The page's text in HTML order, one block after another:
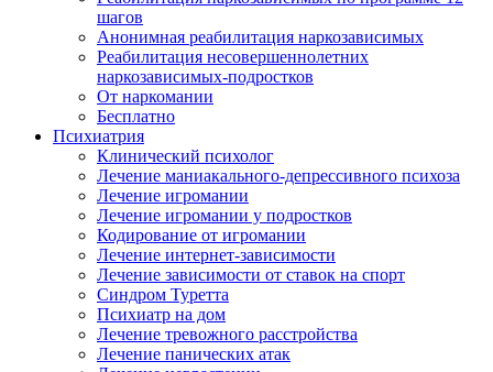
шагов
Анонимная реабилитация наркозависимых
Реабилитация несовершеннолетних
наркозависимых-подростков
От наркомании
Бесплатно
Психиатрия
Клинический психолог
Лечение маниакального-депрессивного психоза
Лечение игромании
Лечение игромании у подростков
Кодирование от игромании
Лечение интернет-зависимости
Лечение зависимости от ставок на спорт
Синдром Туретта
Психиатр на дом
Лечение тревожного расстройства
Лечение панических атак